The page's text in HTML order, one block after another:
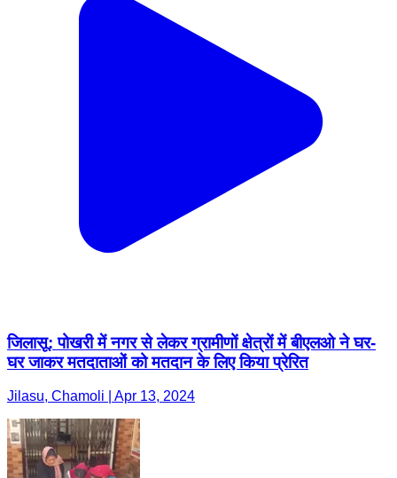
जिलासू: पोखरी में नगर से लेकर ग्रामीणों क्षेत्रों में बीएलओ ने घर-
घर जाकर मतदाताओं को मतदान के लिए किया प्रेरित
Jilasu, Chamoli | Apr 13, 2024